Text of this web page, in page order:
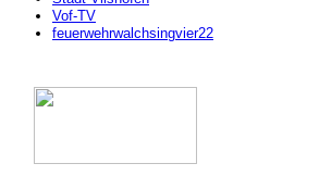
Vof-TV
feuerwehrwalchsingvier22